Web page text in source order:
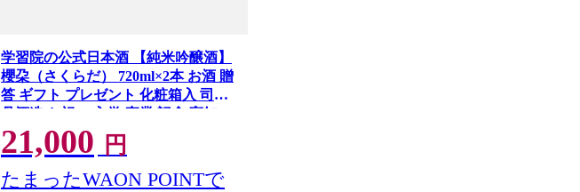
学習院の公式日本酒 【純米吟醸酒】
櫻朶（さくらだ） 720ml×2本 お酒 贈
答 ギフト プレゼント 化粧箱入 司牡
丹酒造 お祝い 入学 卒業 記念 高知
蓁々会 グッズ
21,000 円
たまったWAON POINTで